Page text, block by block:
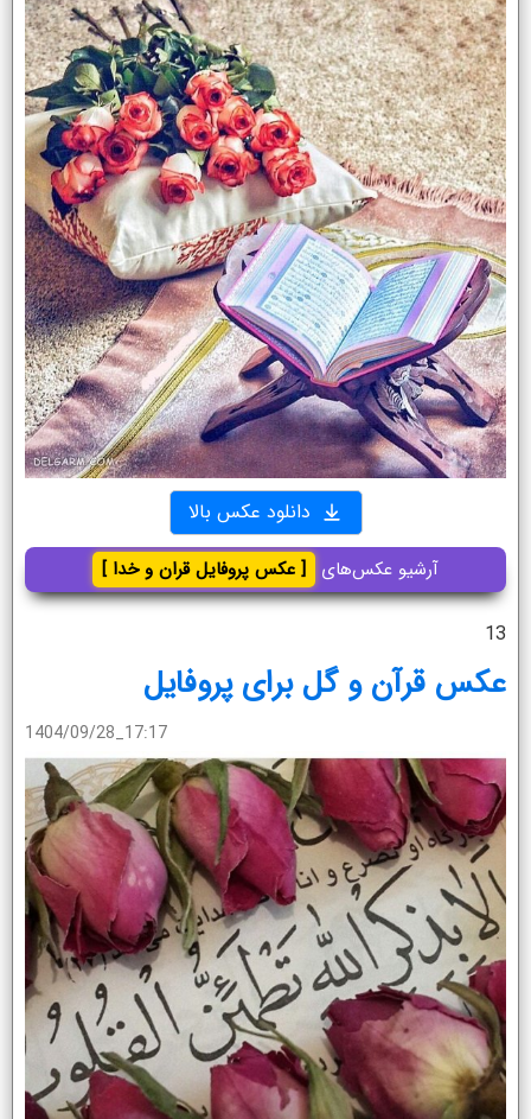
دانلود عکس بالا
آرشیو عکس‌های [ عکس پروفایل قران و خدا ]
13
عکس قرآن و گل برای پروفایل
1404/09/28_17:17